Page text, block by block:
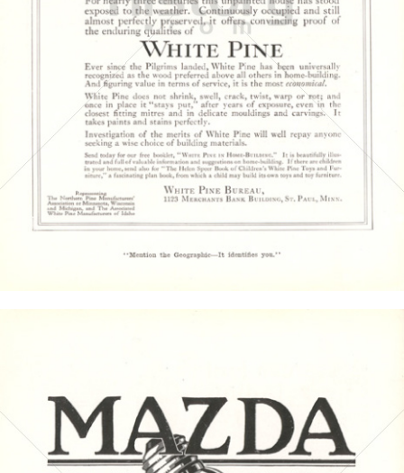
WHITE PINE BUREAU WHITE PINE BUREAU 1917